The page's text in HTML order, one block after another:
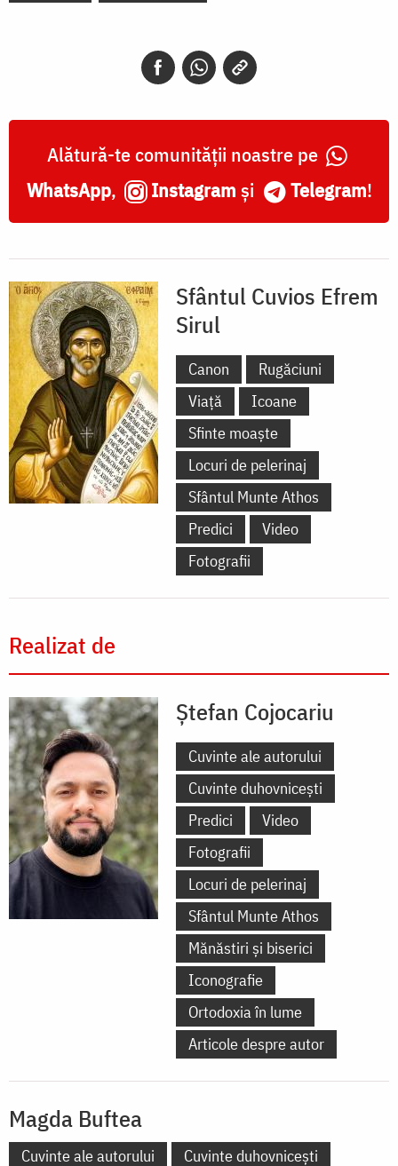
Alătură-te comunității noastre pe
WhatsApp, Instagram și Telegram!
Sfântul Cuvios Efrem
Sirul
Canon
Rugăciuni
Viață
Icoane
Sfinte moaște
Locuri de pelerinaj
Sfântul Munte Athos
Predici
Video
Fotografii
Realizat de
Ștefan Cojocariu
Cuvinte ale autorului
Cuvinte duhovnicești
Predici
Video
Fotografii
Locuri de pelerinaj
Sfântul Munte Athos
Mănăstiri și biserici
Iconografie
Ortodoxia în lume
Articole despre autor
Magda Buftea
Cuvinte ale autorului Cuvinte duhovnicești